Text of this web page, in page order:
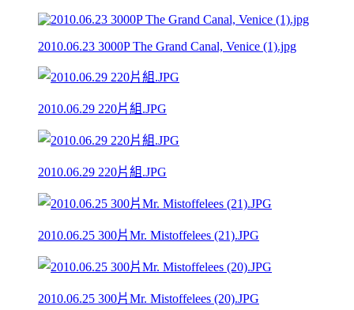
2010.06.23 3000P The Grand Canal, Venice (1).jpg
2010.06.29 220片組.JPG
2010.06.29 220片組.JPG
2010.06.25 300片Mr. Mistoffelees (21).JPG
2010.06.25 300片Mr. Mistoffelees (20).JPG